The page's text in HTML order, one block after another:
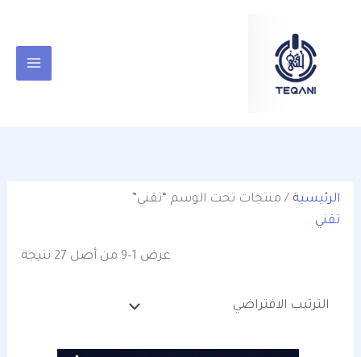
المحتوى
الرئيسية / منتجات تحت الوسم “تقني”
تقني
عرض 1–9 من أصل 27 نتيجة